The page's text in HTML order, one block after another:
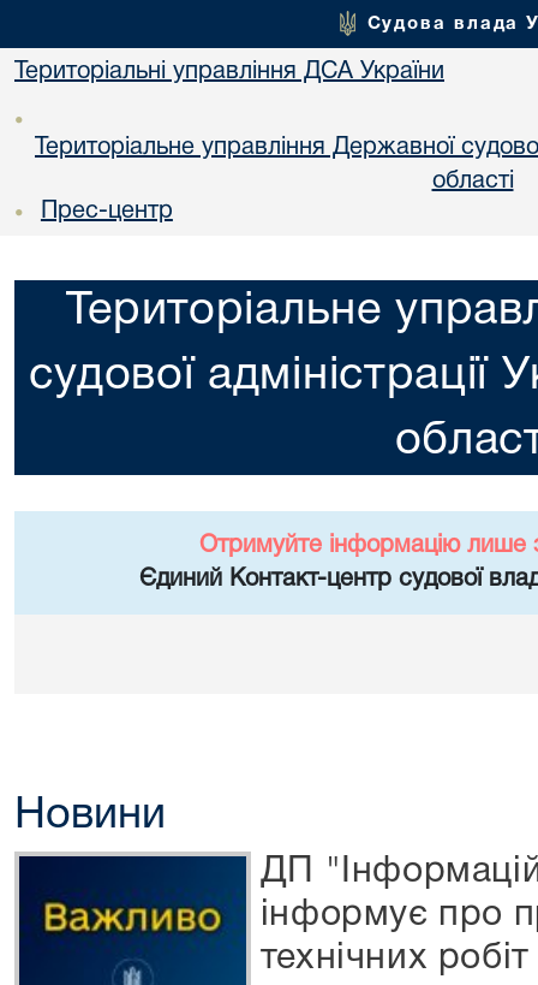
Судова влада
Територіальні управління ДСА України
•
Територіальне управління Державної
областi
• Прес-центр
Територіальне
судової адміністрації
Отримуйте інформацію лише
Єдиний Контакт-центр судової
Новини
ДП
інформує про
технічних